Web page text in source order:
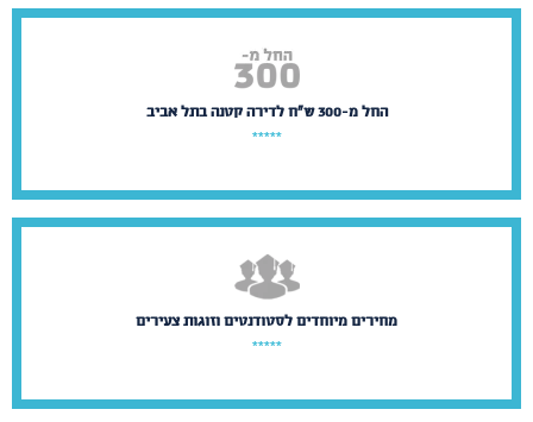
החל מ-300 ש"ח לדירה קטנה בתל אביב
מחירים מיוחדים לסטודנטים וזוגות צעירים